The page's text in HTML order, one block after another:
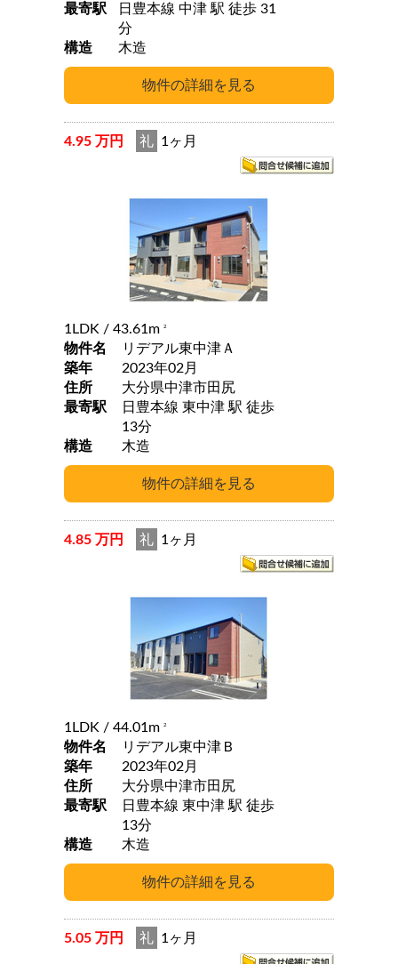
最寄駅
日豊本線 中津 駅 徒歩 31
分
構造
木造
4.95 万円 礼 1ヶ月
1LDK / 43.61m 2
物件名
リデアル東中津Ａ
築年
2023年02月
住所
大分県中津市田尻
最寄駅
日豊本線 東中津 駅 徒歩
13分
構造
木造
4.85 万円 礼 1ヶ月
1LDK / 44.01m 2
物件名
リデアル東中津Ｂ
築年
2023年02月
住所
大分県中津市田尻
最寄駅
日豊本線 東中津 駅 徒歩
13分
構造
木造
5.05 万円 礼 1ヶ月